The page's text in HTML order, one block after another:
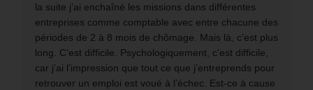
la suite j’ai enchaîné les missions dans différentes
entreprises comme comptable avec entre chacune des
périodes de 2 à 8 mois de chômage. Mais là, c’est plus
long. C’est difficile. Psychologiquement, c’est difficile,
car j’ai l’impression que tout ce que j’entreprends pour
retrouver un emploi est voué à l’échec. Est-ce à cause